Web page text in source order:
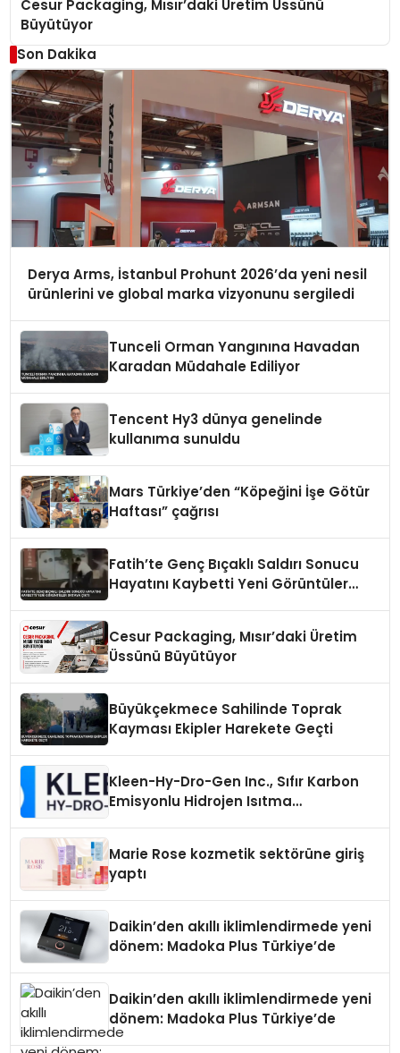
Cesur Packaging, Mısır’daki Üretim Üssünü
Büyütüyor
Son Dakika
Derya Arms, İstanbul Prohunt 2026’da yeni nesil
ürünlerini ve global marka vizyonunu sergiledi
Tunceli Orman Yangınına Havadan
Karadan Müdahale Ediliyor
Tencent Hy3 dünya genelinde
kullanıma sunuldu
Mars Türkiye’den “Köpeğini İşe Götür
Haftası” çağrısı
Fatih’te Genç Bıçaklı Saldırı Sonucu
Hayatını Kaybetti Yeni Görüntüler
Cesur Packaging, Mısır’daki Üretim
Üssünü Büyütüyor
Büyükçekmece Sahilinde Toprak
Kayması Ekipler Harekete Geçti
Kleen-Hy-Dro-Gen Inc., Sıfır Karbon
Emisyonlu Hidrojen Isıtma
Marie Rose kozmetik sektörüne giriş
yaptı
Daikin’den akıllı iklimlendirmede yeni
dönem: Madoka Plus Türkiye’de
Daikin’den akıllı iklimlendirmede yeni
dönem: Madoka Plus Türkiye’de